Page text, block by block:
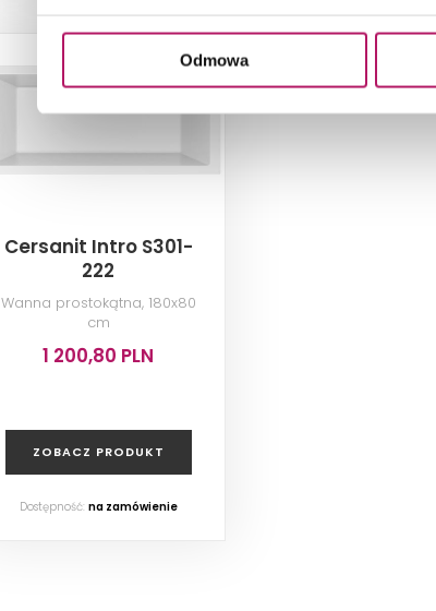
Odmowa
Cersanit Intro S301-
222
Wanna prostokątna, 180x80
cm
1 200,80 PLN
ZOBACZ PRODUKT
Dostępność: na zamówienie